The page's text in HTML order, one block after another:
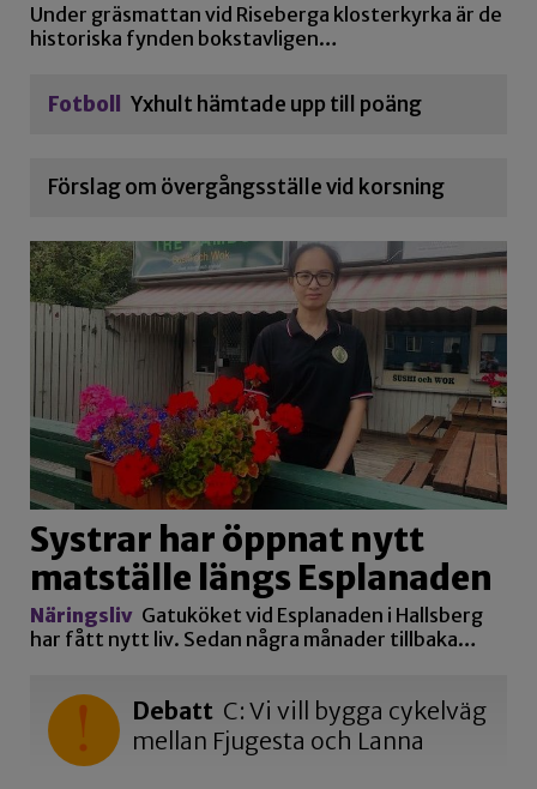
Under gräsmattan vid Riseberga klosterkyrka är de
historiska fynden bokstavligen…
Fotboll Yxhult hämtade upp till poäng
Förslag om övergångsställe vid korsning
Systrar har öppnat nytt
matställe längs Esplanaden
Näringsliv Gatuköket vid Esplanaden i Hallsberg
har fått nytt liv. Sedan några månader tillbaka…
Debatt C: Vi vill bygga cykelväg
mellan Fjugesta och Lanna